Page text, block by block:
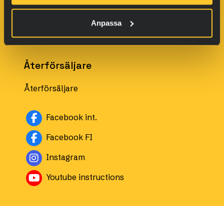
Anpassa
Båtar
För industrianläggningar
Återförsäljare
Återförsäljare
Facebook int.
Facebook FI
Instagram
Youtube instructions